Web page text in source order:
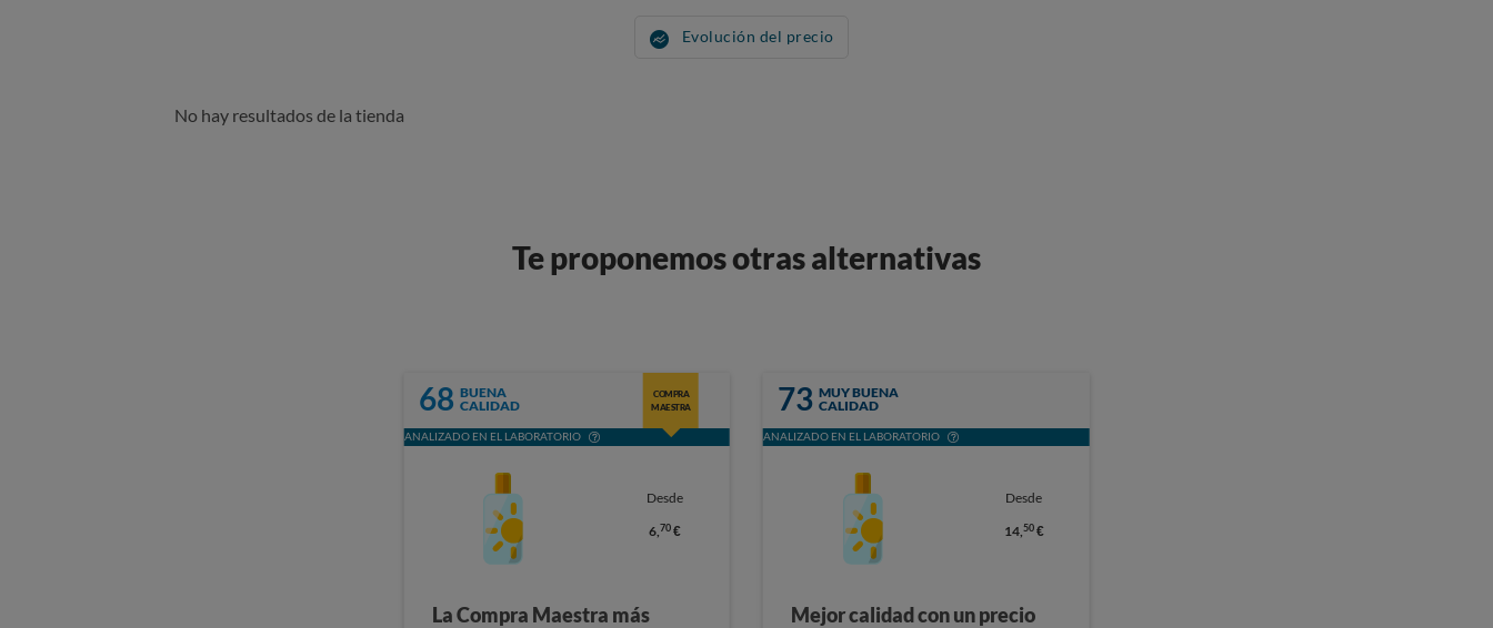
Evolución del precio
No hay resultados de la tienda
Te proponemos otras alternativas
68 BUENA
CALIDAD
COMPRA
MAESTRA
ANALIZADO EN EL LABORATORIO
Desde
6,70€
La Compra Maestra más
73 MUY BUENA
CALIDAD
ANALIZADO EN EL LABORATORIO
Desde
14,50 €
Mejor calidad con un precio